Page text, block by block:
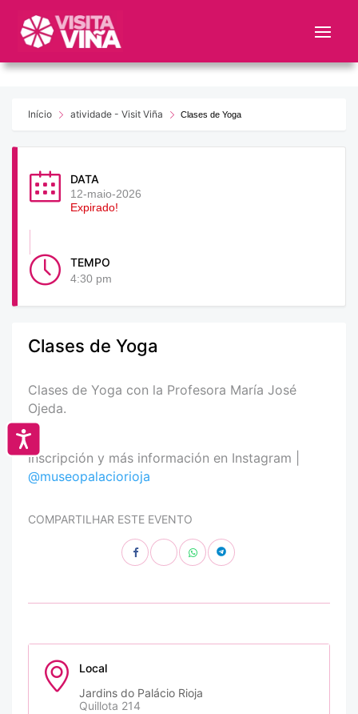
este
web
sistemaInício atividade - Visit Viña Clases de Yoga
DATA
12-maio-2026
Expirado!
TEMPO
4:30 pm
Clases de Yoga
Clases de Yoga con la Profesora María José
Ojeda.
Inscripción y más información en Instagram |
@museopalaciorioja
COMPARTILHAR ESTE EVENTO
Local
Jardins do Palácio Rioja
Quillota 214